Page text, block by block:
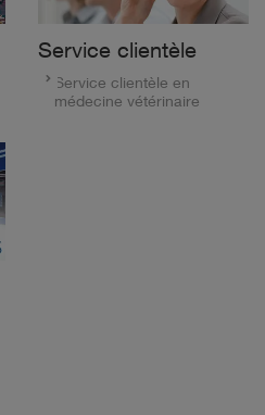
Service clientèle
Service clientèle en
médecine vétérinaire